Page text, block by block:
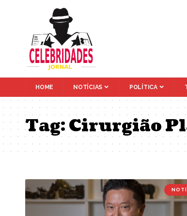
HOME NOTÍCIAS POLÍTICA
Tag:Cirurgião